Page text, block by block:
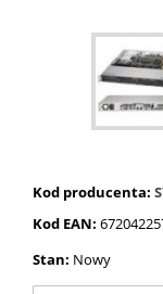
Kod producenta:
Kod EAN:
Stan: Nowy